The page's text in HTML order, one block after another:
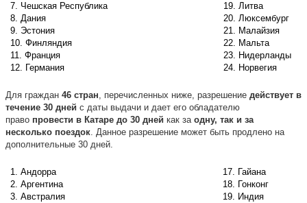
7. Чешская Республика
8. Дания
9. Эстония
10. Финляндия
11. Франция
12. Германия
19. Литва
20. Люксембург
21. Малайзия
22. Мальта
23. Нидерланды
24. Норвегия
Для граждан 46 стран, перечисленных ниже, разрешение действует в
течение 30 дней с даты выдачи и дает его обладателю
право провести в Катаре до 30 дней как за одну, так и за
несколько поездок. Данное разрешение может быть продлено на
дополнительные 30 дней.
1. Андорра
2. Аргентина
3. Австралия
17. Гайана
18. Гонконг
19. Индия